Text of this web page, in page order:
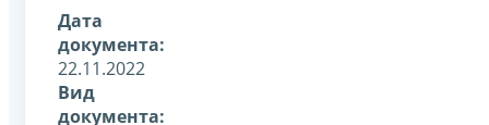
Дата
документа:
22.11.2022
Вид
документа: